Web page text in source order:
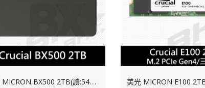
美
光 MICRON BX500 2TB(讀:540M/寫:500M)